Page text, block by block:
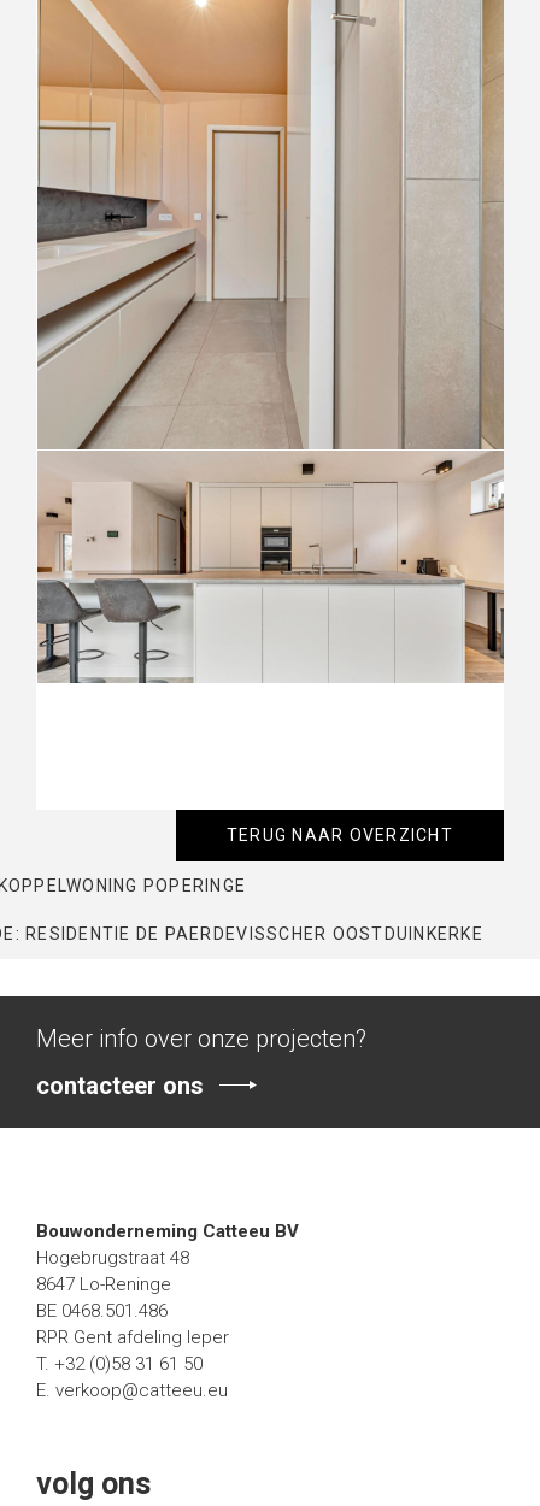
TERUG NAAR OVERZICHT
POPERINGE
RESIDENTIE DE PAERDEVISSCHER OOSTDUINKERKE
Meer info over onze projecten?
contacteer ons
Bouwonderneming Catteeu BV
Hogebrugstraat 48
8647 Lo-Reninge
BE 0468.501.486
RPR Gent afdeling Ieper
T. +32 (0)58 31 61 50
E. verkoop@catteeu.eu
volg ons